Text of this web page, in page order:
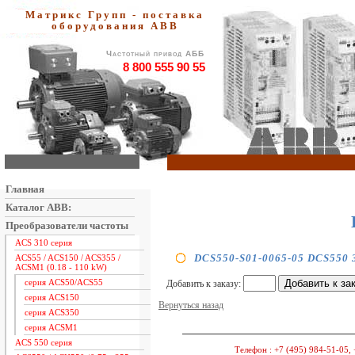
Матрикс Групп - поставка
оборудования АВВ
Частотный привод АББ
8 800 555 90 55
Главная
Каталог ABB:
Преобразователи частоты
ACS 310 серия
ACS55 / ACS150 / ACS355 /
ACSM1 (0.18 - 110 kW)
серия ACS50/ACS55
серия ACS150
серия ACS350
серия ACSM1
ACS 550 серия
DCS550-S01-0065-05
Добавить к заказу:
Вернуться назад
Телефон : +7 (495) 984-51-05,